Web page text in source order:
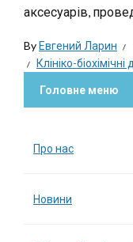
аксесуарів,
ByЕвгений Ларин
Клініко-
Головне меню
Про нас
Новини